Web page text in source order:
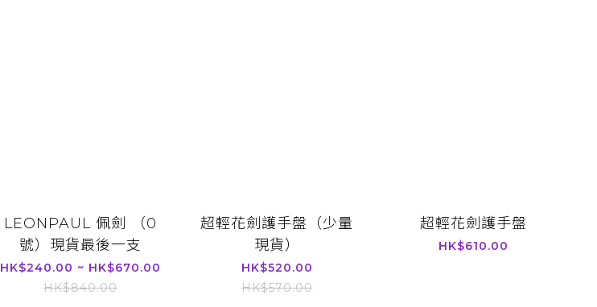
LEONPAUL 佩劍 （0
號）現貨最後一支
HK$240.00 ~ HK$670.00
HK$840.00
超輕花劍護手盤（少量
現貨）
HK$520.00
HK$570.00
超輕花劍護手盤
HK$610.00